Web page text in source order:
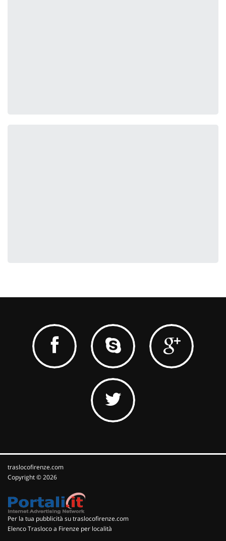
traslocofirenze.com
Copyright © 2026
Per la tua pubblicità su traslocofirenze.com
Elenco Trasloco a Firenze per località